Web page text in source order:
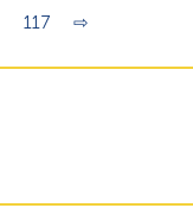
117 ⇨